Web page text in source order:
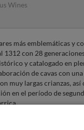
Wines
más emblemáticas y
1312 con 28
y catalogado en
de cavas con
muy largas crianzas, así
en el período de